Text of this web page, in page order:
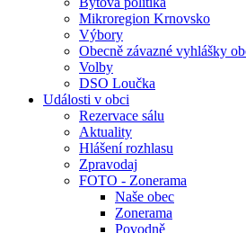
Mikroregion Krnovsko
Výbory
Obecně závazné vyhlášky
Volby
DSO Loučka
Události v obci
Rezervace sálu
Aktuality
Hlášení rozhlasu
Zpravodaj
FOTO - Zonerama
Naše obec
Zonerama
Povodně